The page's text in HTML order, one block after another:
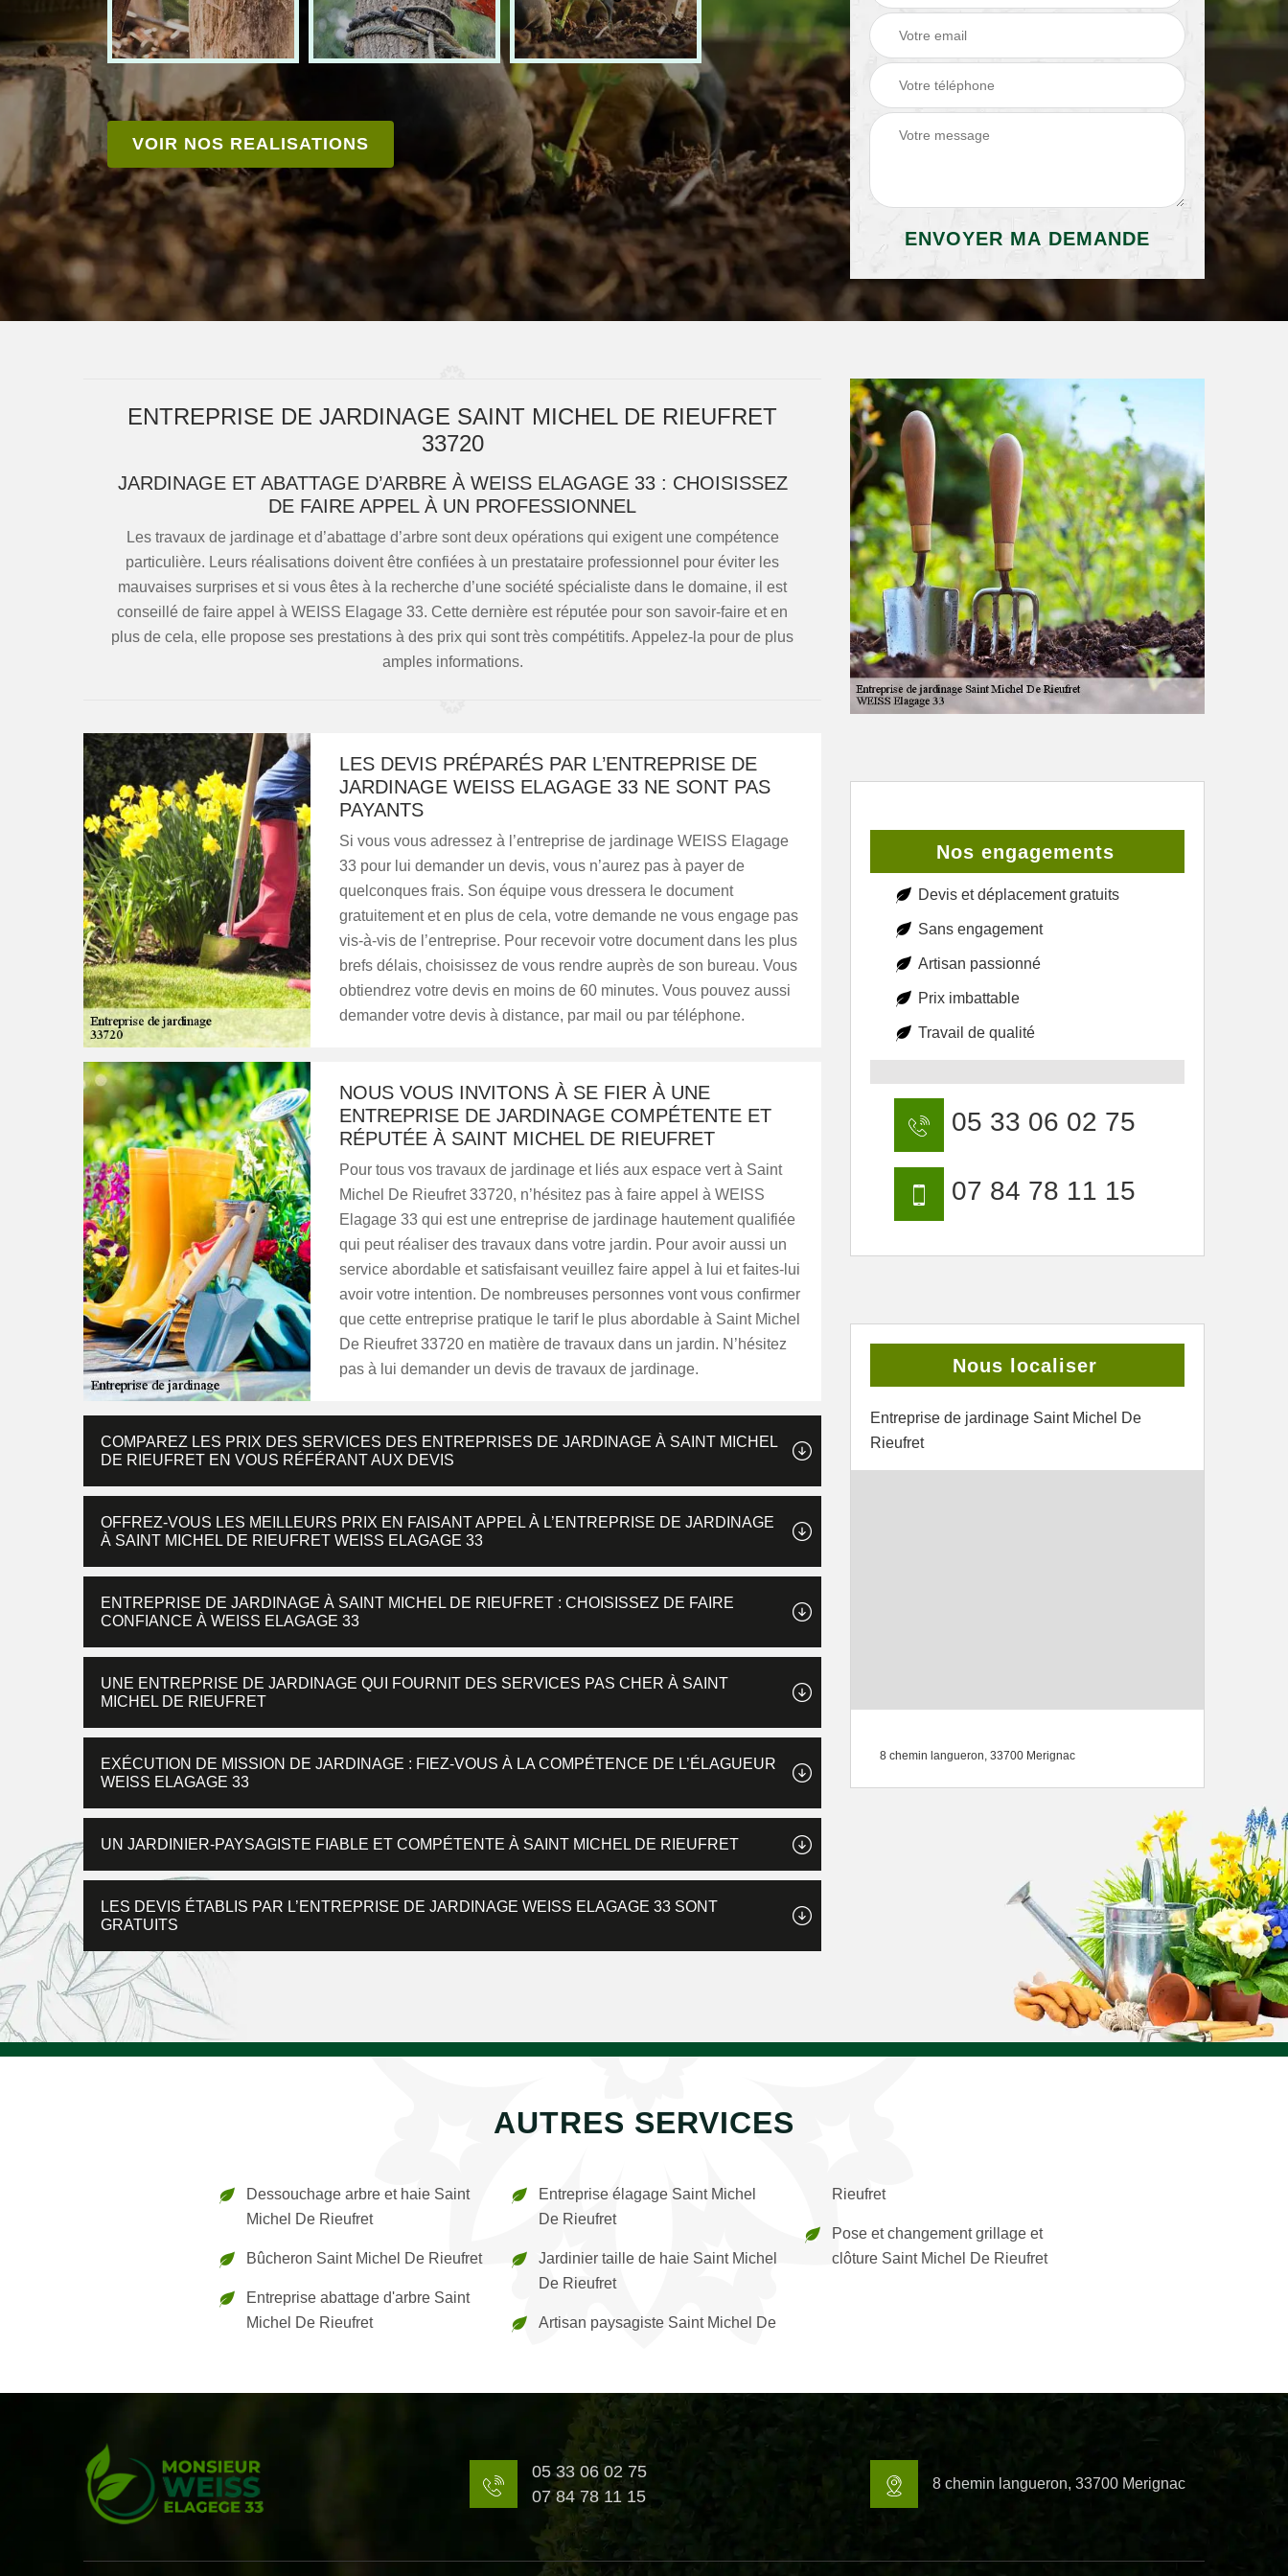
VOIR NOS REALISATIONS
ENTREPRISE DE JARDINAGE SAINT MICHEL DE RIEUFRET
33720
JARDINAGE ET ABATTAGE D’ARBRE À WEISS ELAGAGE 33 : CHOISISSEZ
DE FAIRE APPEL À UN PROFESSIONNEL
Les travaux de jardinage et d’abattage d’arbre sont deux opérations qui exigent une compétence
particulière. Leurs réalisations doivent être confiées à un prestataire professionnel pour éviter les
mauvaises surprises et si vous êtes à la recherche d’une société spécialiste dans le domaine, il est
conseillé de faire appel à WEISS Elagage 33. Cette dernière est réputée pour son savoir-faire et en
plus de cela, elle propose ses prestations à des prix qui sont très compétitifs. Appelez-la pour de plus
amples informations.
LES DEVIS PRÉPARÉS PAR L’ENTREPRISE DE
JARDINAGE WEISS ELAGAGE 33 NE SONT PAS
PAYANTS
Si vous vous adressez à l’entreprise de jardinage WEISS Elagage
33 pour lui demander un devis, vous n’aurez pas à payer de
quelconques frais. Son équipe vous dressera le document
gratuitement et en plus de cela, votre demande ne vous engage pas
vis-à-vis de l’entreprise. Pour recevoir votre document dans les plus
brefs délais, choisissez de vous rendre auprès de son bureau. Vous
obtiendrez votre devis en moins de 60 minutes. Vous pouvez aussi
demander votre devis à distance, par mail ou par téléphone.
NOUS VOUS INVITONS À SE FIER À UNE
ENTREPRISE DE JARDINAGE COMPÉTENTE ET
RÉPUTÉE À SAINT MICHEL DE RIEUFRET
Pour tous vos travaux de jardinage et liés aux espace vert à Saint
Michel De Rieufret 33720, n’hésitez pas à faire appel à WEISS
Elagage 33 qui est une entreprise de jardinage hautement qualifiée
qui peut réaliser des travaux dans votre jardin. Pour avoir aussi un
service abordable et satisfaisant veuillez faire appel à lui et faites-lui
avoir votre intention. De nombreuses personnes vont vous confirmer
que cette entreprise pratique le tarif le plus abordable à Saint Michel
De Rieufret 33720 en matière de travaux dans un jardin. N’hésitez
pas à lui demander un devis de travaux de jardinage.
COMPAREZ LES PRIX DES SERVICES DES ENTREPRISES DE JARDINAGE À SAINT MICHEL
DE RIEUFRET EN VOUS RÉFÉRANT AUX DEVIS
OFFREZ-VOUS LES MEILLEURS PRIX EN FAISANT APPEL À L’ENTREPRISE DE JARDINAGE
À SAINT MICHEL DE RIEUFRET WEISS ELAGAGE 33
ENTREPRISE DE JARDINAGE À SAINT MICHEL DE RIEUFRET : CHOISISSEZ DE FAIRE
CONFIANCE À WEISS ELAGAGE 33
UNE ENTREPRISE DE JARDINAGE QUI FOURNIT DES SERVICES PAS CHER À SAINT
MICHEL DE RIEUFRET
EXÉCUTION DE MISSION DE JARDINAGE : FIEZ-VOUS À LA COMPÉTENCE DE L’ÉLAGUEUR
WEISS ELAGAGE 33
UN JARDINIER-PAYSAGISTE FIABLE ET COMPÉTENTE À SAINT MICHEL DE RIEUFRET
LES DEVIS ÉTABLIS PAR L’ENTREPRISE DE JARDINAGE WEISS ELAGAGE 33 SONT
GRATUITS
Nos engagements
Devis et déplacement gratuits
Sans engagement
Artisan passionné
Prix imbattable
Travail de qualité
05 33 06 02 75
07 84 78 11 15
Nous localiser
Entreprise de jardinage Saint Michel De
Rieufret
8 chemin langueron, 33700 Merignac
AUTRES SERVICES
Dessouchage arbre et haie Saint
Michel De Rieufret
Bûcheron Saint Michel De Rieufret
Entreprise abattage d'arbre Saint
Michel De Rieufret
Entreprise élagage Saint Michel
De Rieufret
Jardinier taille de haie Saint Michel
De Rieufret
Artisan paysagiste Saint Michel De
Rieufret
Pose et changement grillage et
clôture Saint Michel De Rieufret
05 33 06 02 75
07 84 78 11 15
8 chemin langueron, 33700 Merignac